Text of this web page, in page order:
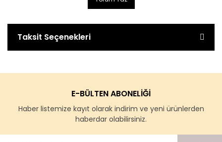
Taksit Seçenekleri
E-BÜLTEN ABONELİĞİ
Haber listemize kayıt olarak indirim ve yeni ürünlerden
haberdar olabilirsiniz.